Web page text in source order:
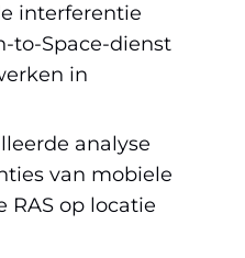
interferentie
to-Space-dienst
in
analyse
van mobiele
RAS op locatie